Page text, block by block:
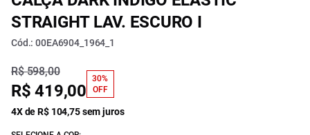
STRAIGHT LAV. ESCURO I
Cód.: 00EA6904_1964_1
R$ 598,00
R$ 419,00
30%
OFF
4X de R$ 104,75 sem juros